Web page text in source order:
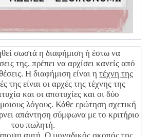
σωστά η διαφήμιση ή έστω να
της, πρέπει να αρχίσει κανείς από
Η διαφήμιση είναι ητέχνη της
της είναι οι αρχές της τέχνης της
και οι αποτυχίες και οι δύο
λόγους. Κάθε ερώτηση σχετική
απάντηση σύμφωνα με το κριτήριο
του πωλητή.